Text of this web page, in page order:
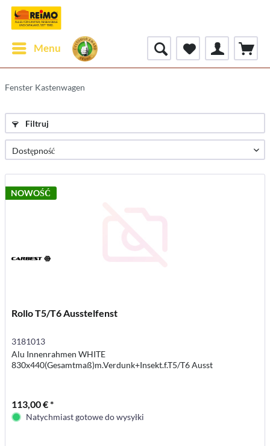
Menu
Fenster Kastenwagen
Filtruj
NOWOŚĆ
Rollo T5/T6 Ausstelfenst
3181013
Alu Innenrahmen WHITE
830x440(Gesamtmaß)m.Verdunk+Insekt.f.T5/T6 Ausst
113,00 € *
Natychmiast gotowe do wysyłki